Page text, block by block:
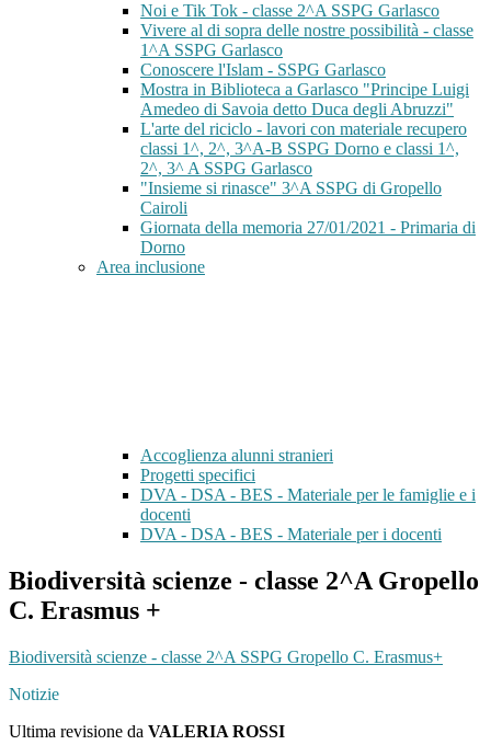
Noi e Tik Tok - classe 2^A SSPG Garlasco
Vivere al di sopra delle nostre possibilità - classe
1^A SSPG Garlasco
Conoscere l'Islam - SSPG Garlasco
Mostra in Biblioteca a Garlasco "Principe Luigi
Amedeo di Savoia detto Duca degli Abruzzi"
L'arte del riciclo - lavori con materiale recupero
classi 1^, 2^, 3^A-B SSPG Dorno e classi 1^,
2^, 3^ A SSPG Garlasco
"Insieme si rinasce" 3^A SSPG di Gropello
Cairoli
Giornata della memoria 27/01/2021 - Primaria di
Dorno
Area inclusione
Accoglienza alunni stranieri
Progetti specifici
DVA - DSA - BES - Materiale per le famiglie e i
docenti
DVA - DSA - BES - Materiale per i docenti
Biodiversità scienze - classe 2^A Gropello
C. Erasmus +
Biodiversità scienze - classe 2^A SSPG Gropello C. Erasmus+
Notizie
Ultima revisione da VALERIA ROSSI